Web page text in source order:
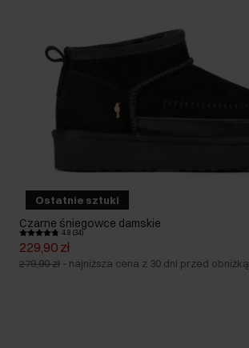
Ostatnie sztuki
Czarne śniegowce damskie
4.8 (34)
229,90 zł
279,90 zł - najniższa cena z 30 dni przed obniżką